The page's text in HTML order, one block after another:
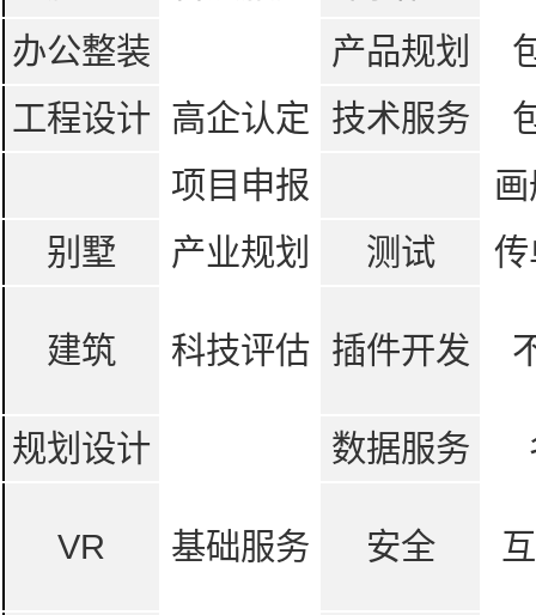
办公整装
产品规划
工程设计 高企认定 技术服务
项目申报
别墅
产业规划 测试
建筑 科技评估 插件开发
规划设计 数据服务
VR 基础服务 安全